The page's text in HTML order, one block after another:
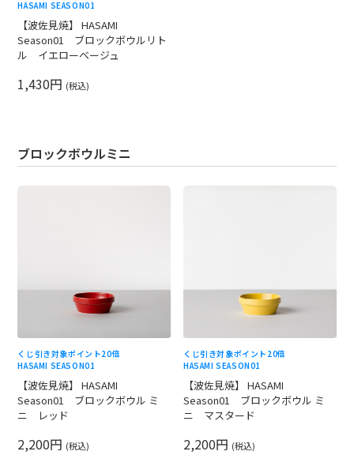
HASAMI SEASON01
【波佐見焼】 HASAMI
Season01 ブロックボウルリト
ル イエローベージュ
1,430円 (税込)
ブロックボウルミニ
くじ引き対象ポイント20倍
HASAMI SEASON01
【波佐見焼】 HASAMI
Season01 ブロックボウル ミ
ニ レッド
2,200円 (税込)
くじ引き対象ポイント20倍
HASAMI SEASON01
【波佐見焼】 HASAMI
Season01 ブロックボウル ミ
ニ マスタード
2,200円 (税込)